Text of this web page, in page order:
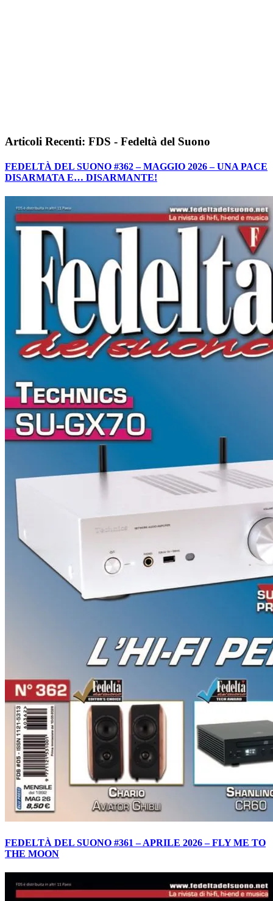
Articoli Recenti: FDS - Fedeltà del Suono
FEDELTÀ DEL SUONO #362 – MAGGIO 2026 – UNA PACE
DISARMATA E… DISARMANTE!
FEDELTÀ DEL SUONO #361 – APRILE 2026 – FLY ME TO
THE MOON